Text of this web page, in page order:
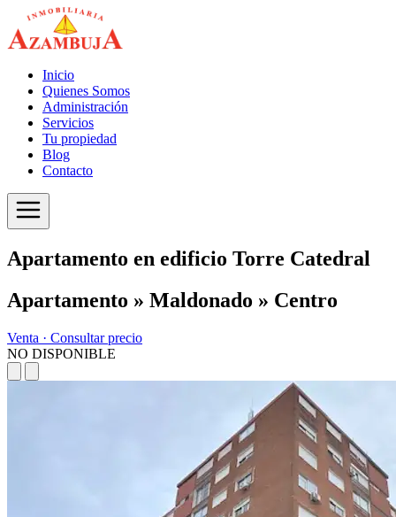
Inicio
Quienes Somos
Administración
Servicios
Tu propiedad
Blog
Contacto
Apartamento en edificio Torre Catedral
Apartamento » Maldonado » Centro
Venta · Consultar precio
NO DISPONIBLE